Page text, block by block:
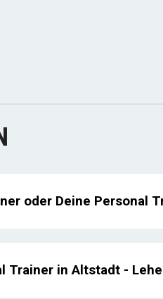
oder Deine Personal
Trainer in Altstadt -